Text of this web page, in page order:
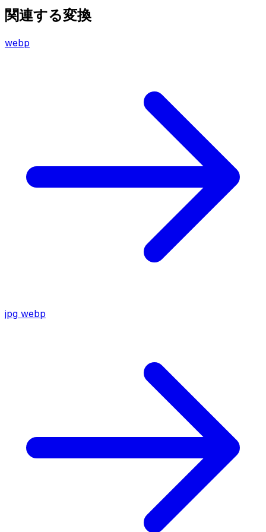
関連する変換
webp
jpg webp